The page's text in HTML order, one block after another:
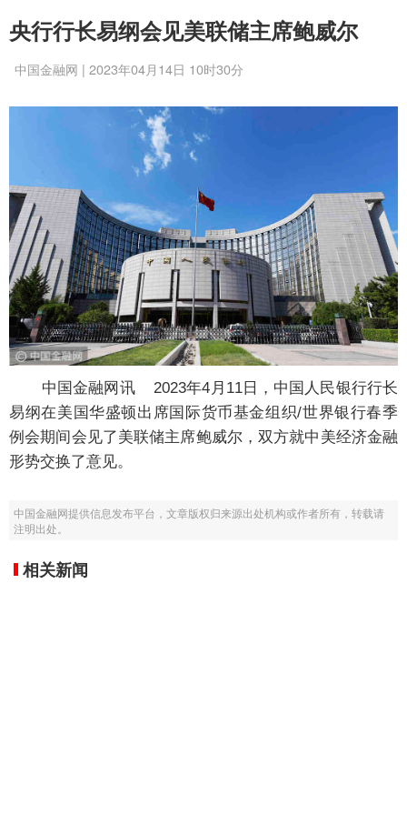
央行行长易纲会见美联储主席鲍威尔
中国金融网 | 2023年04月14日 10时30分
中国金融网讯 2023年4月11日，中国人民银行行长
易纲在美国华盛顿出席国际货币基金组织/世界银行春季
例会期间会见了美联储主席鲍威尔，双方就中美经济金融
形势交换了意见。
中国金融网提供信息发布平台，文章版权归来源出处机构或作者所有，转载请
注明出处。
相关新闻